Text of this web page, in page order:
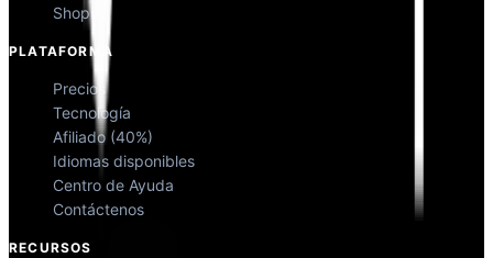
Shopify
PLATAFORMA
Precios
Tecnología
Afiliado (40%)
Idiomas disponibles
Centro de Ayuda
Contáctenos
RECURSOS